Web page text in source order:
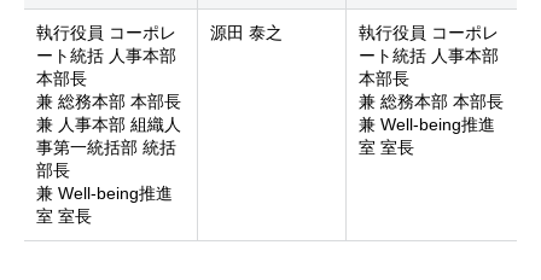
執行役員 コーポレ
ート統括 人事本部
本部長
兼 総務本部 本部長
兼 人事本部 組織人
事第一統括部 統括
部長
兼 Well-being推進
室 室長
源田 泰之
執行役員 コーポレ
ート統括 人事本部
本部長
兼 総務本部 本部長
兼 Well-being推進
室 室長